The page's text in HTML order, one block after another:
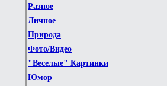
Разное
Личное
Природа
Фото/Видео
"Веселые" Картинки
Юмор